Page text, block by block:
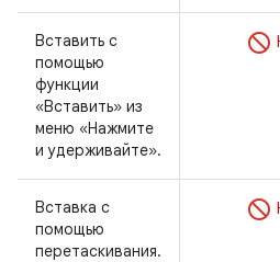
Вставить с
помощью
функции
«Вставить» из
меню «Нажмите
и удерживайте».
Вставка с
помощью
перетаскивания.